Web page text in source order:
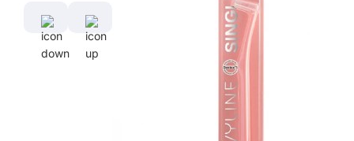
Характеристики
Диаметр
щетины,
0,102 мм